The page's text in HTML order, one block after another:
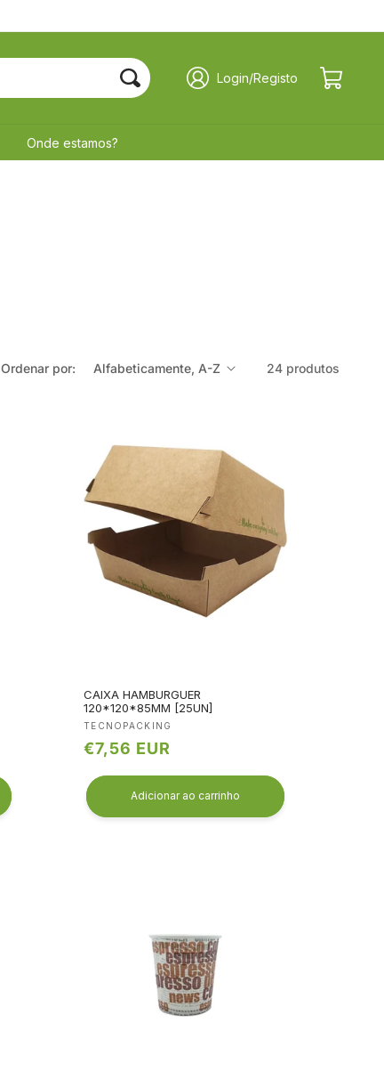
Iniciar
sessãoLogin/Registo Carrinho
Onde estamos?
Ordenar por: 24 produtos
CAIXA HAMBURGUER
120*120*85MM [25UN]
Fornecedor:
TECNOPACKING
Preço
normal
€7,56 EUR
Adicionar ao carrinho